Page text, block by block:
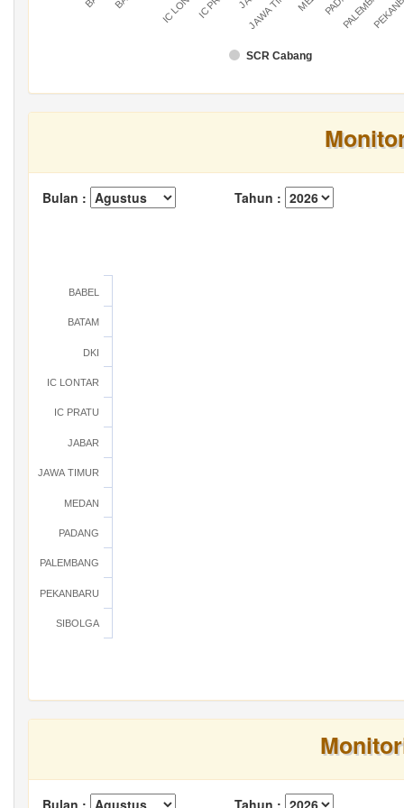
SCR Cabang
Bulan : Tahun :
BABEL
BATAM
DKI
IC LONTAR
IC PRATU
JABAR
JAWA TIMUR
MEDAN
PADANG
PALEMBANG
PEKANBARU
SIBOLGA